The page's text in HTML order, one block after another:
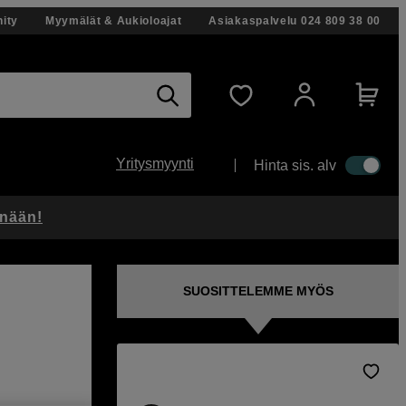
Myymälät & Aukioloajat Asiakaspalvelu 024 809 38 00
Yritysmyynti Hinta sis. alv
SUOSITTELEMME MYÖS